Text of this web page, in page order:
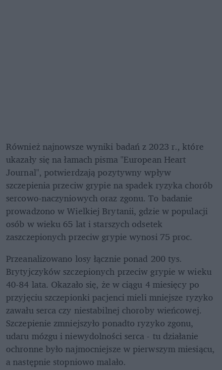
Również najnowsze wyniki badań z 2023 r., które
ukazały się na łamach pisma "European Heart
Journal", potwierdzają pozytywny wpływ
szczepienia przeciw grypie na spadek ryzyka chorób
sercowo-naczyniowych oraz zgonu. To badanie
prowadzono w Wielkiej Brytanii, gdzie w populacji
osób w wieku 65 lat i starszych odsetek
zaszczepionych przeciw grypie wynosi 75 proc.
Przeanalizowano losy łącznie ponad 200 tys.
Brytyjczyków szczepionych przeciw grypie w wieku
40-84 lata. Okazało się, że w ciągu 4 miesięcy po
przyjęciu szczepionki pacjenci mieli mniejsze ryzyko
zawału serca czy niestabilnej choroby wieńcowej.
Szczepienie zmniejszyło ponadto ryzyko zgonu,
udaru mózgu i niewydolności serca - tu działanie
ochronne było najmocniejsze w pierwszym miesiącu,
a następnie stopniowo malało.